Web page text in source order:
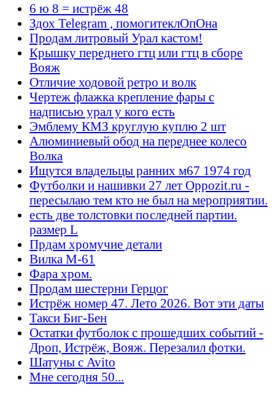
6 ю 8 = истрёж 48
Здох Telegram , помогитеклОпОна
Продам литровый Урал кастом!
Крышку переднего гтц или гтц в сборе
Вояж
Отличие ходовой ретро и волк
Чертеж флажка крепление фары с
надписью урал у кого есть
Эмблему КМЗ круглую куплю 2 шт
Алюминиевый обод на переднее колесо
Волка
Ищутся владельцы ранних м67 1974 год
Футболки и нашивки 27 лет Oppozit.ru -
пересылаю тем кто не был на мероприятии.
есть две толстовки последней партии.
размер L
Прдам хромучие детали
Вилка М-61
Фара хром.
Продам шестерни Герцог
Истрёж номер 47. Лето 2026. Вот эти даты
Такси Биг-Бен
Остатки футболок с прошедших событий -
Дроп, Истрёж, Вояж. Перезалил фотки.
Шатуны с Avito
Мне сегодня 50...